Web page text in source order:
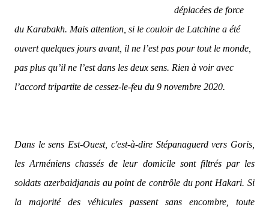
déplacées de force
du Karabakh. Mais attention, si le couloir de Latchine a été
ouvert quelques jours avant, il ne l’est pas pour tout le monde,
pas plus qu’il ne l’est dans les deux sens. Rien à voir avec
l’accord tripartite de cessez-le-feu du 9 novembre 2020.
Dans le sens Est-Ouest, c'est-à-dire Stépanaguerd vers Goris,
les Arméniens chassés de leur domicile sont filtrés par les
soldats azerbaidjanais au point de contrôle du pont Hakari. Si
la majorité des véhicules passent sans encombre, toute